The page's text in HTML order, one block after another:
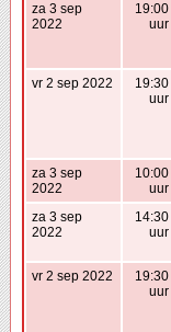
za 3 sep
2022
19:00
uur
vr 2 sep 2022
19:30
uur
za 3 sep
2022
10:00
uur
za 3 sep
2022
14:30
uur
vr 2 sep 2022
19:30
uur